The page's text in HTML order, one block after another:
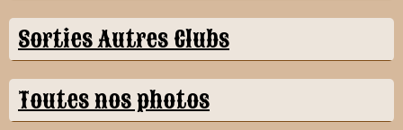
Sorties Autres Clubs
Toutes nos photos